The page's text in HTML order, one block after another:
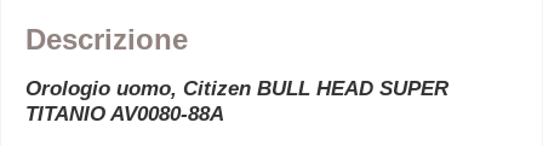
Descrizione
Orologio uomo, Citizen BULL HEAD SUPER
TITANIO AV0080-88A